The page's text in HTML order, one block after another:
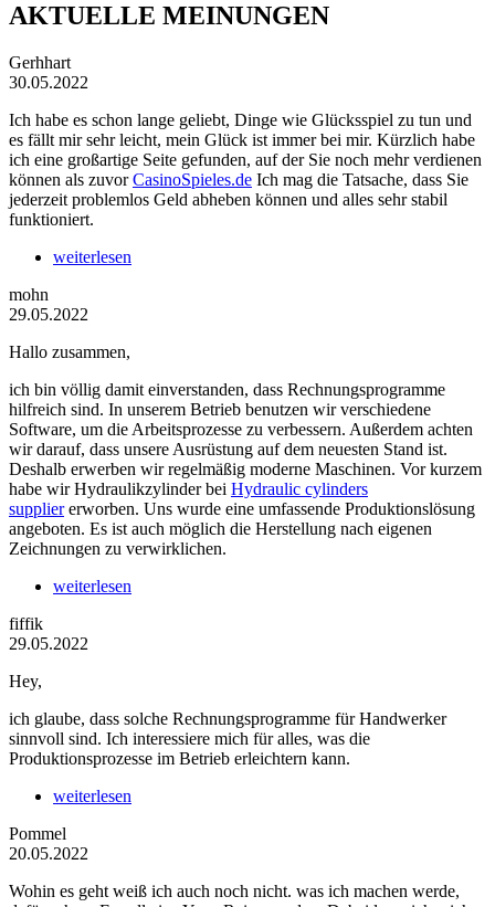
AKTUELLE MEINUNGEN
Gerhhart
30.05.2022
Ich habe es schon lange geliebt, Dinge wie Glücksspiel zu tun und
es fällt mir sehr leicht, mein Glück ist immer bei mir. Kürzlich habe
ich eine großartige Seite gefunden, auf der Sie noch mehr verdienen
können als zuvorCasinoSpieles.de Ich mag die Tatsache, dass Sie
jederzeit problemlos Geld abheben können und alles sehr stabil
funktioniert.
weiterlesen
mohn
29.05.2022
Hallo zusammen,
ich bin völlig damit einverstanden, dass Rechnungsprogramme
hilfreich sind. In unserem Betrieb benutzen wir verschiedene
Software, um die Arbeitsprozesse zu verbessern. Außerdem achten
wir darauf, dass unsere Ausrüstung auf dem neuesten Stand ist.
Deshalb erwerben wir regelmäßig moderne Maschinen. Vor kurzem
habe wir Hydraulikzylinder bei Hydraulic cylinders
suppliererworben. Uns wurde eine umfassende Produktionslösung
angeboten. Es ist auch möglich die Herstellung nach eigenen
Zeichnungen zu verwirklichen.
weiterlesen
fiffik
29.05.2022
Hey,
ich glaube, dass solche Rechnungsprogramme für Handwerker
sinnvoll sind. Ich interessiere mich für alles, was die
Produktionsprozesse im Betrieb erleichtern kann.
weiterlesen
Pommel
20.05.2022
Wohin es geht weiß ich auch noch nicht. was ich machen werde,